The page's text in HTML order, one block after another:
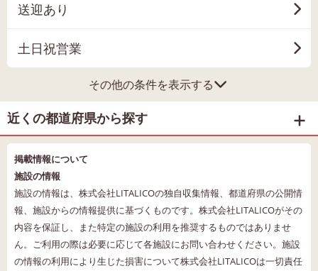
送迎あり
土日祝営業
その他の条件を表示する
近くの都道府県から探す
掲載情報について
施設の情報
施設の情報は、株式会社LITALICOの独自収集情報、都道府県の公開情
報、施設からの情報提供に基づくものです。株式会社LITALICOがその
内容を保証し、また特定の施設の利用を推奨するものではありませ
ん。ご利用の際は必要に応じて各施設にお問い合わせください。施設
の情報の利用により生じた損害について株式会社LITALICOは一切責任